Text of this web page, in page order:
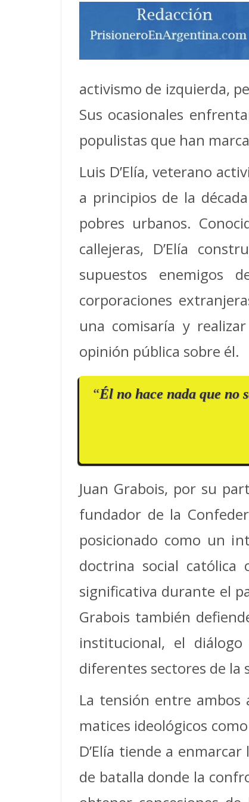
activismo de izquierda,
Sus ocasionales
populistas que han
Luis D’Elía, veterano
a principios de la
pobres urbanos.
callejeras, D’Elía
supuestos enemigos
corporaciones
una comisaría y
opinión pública sobre él.
“Él no hace nada que no
Juan Grabois, por su
fundador de la
posicionado como un
doctrina social católica
significativa durante el
Grabois también
institucional, el
diferentes sectores de la
La tensión entre
matices ideológicos
D’Elía tiende a
de batalla donde la